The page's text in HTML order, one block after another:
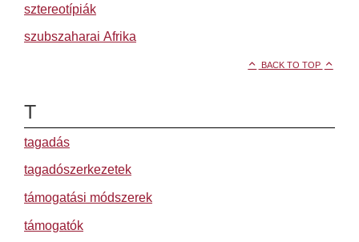
sztereotípiák
szubszaharai Afrika
BACK TO TOP
T
tagadás
tagadószerkezetek
támogatási módszerek
támogatók